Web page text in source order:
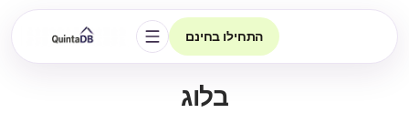
התחילו בחינם
פתיחת הניווט
בלוג